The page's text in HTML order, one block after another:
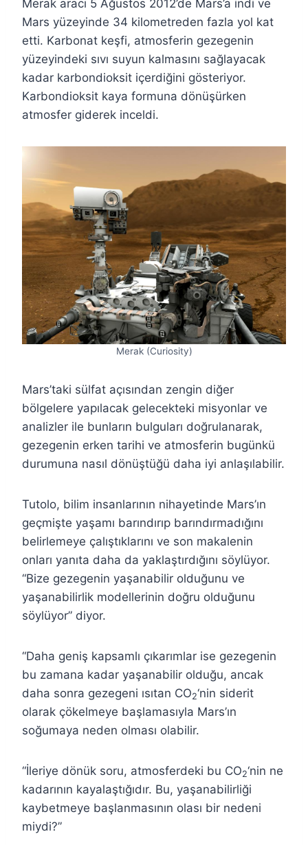
Merak aracı 5 Ağustos 2012’de Mars’a indi ve
Mars yüzeyinde 34 kilometreden fazla yol kat
etti. Karbonat keşfi, atmosferin gezegenin
yüzeyindeki sıvı suyun kalmasını sağlayacak
kadar karbondioksit içerdiğini gösteriyor.
Karbondioksit kaya formuna dönüşürken
atmosfer giderek inceldi.
Merak (Curiosity)
Mars’taki sülfat açısından zengin diğer
bölgelere yapılacak gelecekteki misyonlar ve
analizler ile bunların bulguları doğrulanarak,
gezegenin erken tarihi ve atmosferin bugünkü
durumuna nasıl dönüştüğü daha iyi anlaşılabilir.
Tutolo, bilim insanlarının nihayetinde Mars’ın
geçmişte yaşamı barındırıp barındırmadığını
belirlemeye çalıştıklarını ve son makalenin
onları yanıta daha da yaklaştırdığını söylüyor.
“Bize gezegenin yaşanabilir olduğunu ve
yaşanabilirlik modellerinin doğru olduğunu
söylüyor” diyor.
“Daha geniş kapsamlı çıkarımlar ise gezegenin
bu zamana kadar yaşanabilir olduğu, ancak
daha sonra gezegeni ısıtan CO2‘nin siderit
olarak çökelmeye başlamasıyla Mars’ın
soğumaya neden olması olabilir.
“İleriye dönük soru, atmosferdeki bu CO2‘nin ne
kadarının kayalaştığıdır. Bu, yaşanabilirliği
kaybetmeye başlanmasının olası bir nedeni
miydi?”